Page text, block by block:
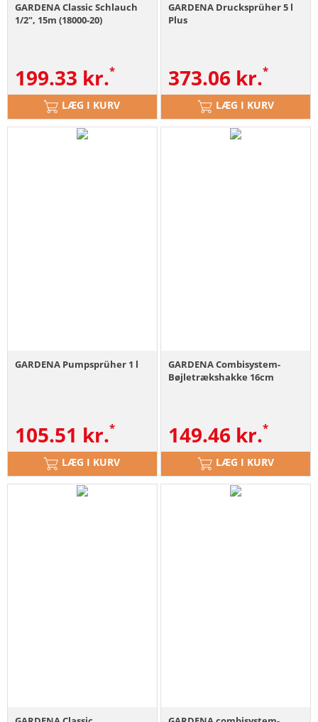
GARDENA Classic Schlauch
1/2", 15m (18000-20)
199.33 kr.
LÆG I KURV
GARDENA Drucksprüher 5 l
Plus
373.06 kr.
LÆG I KURV
GARDENA Pumpsprüher 1 l
105.51 kr.
LÆG I KURV
GARDENA Combisystem-
Bøjletrækshakke 16cm
149.46 kr.
LÆG I KURV